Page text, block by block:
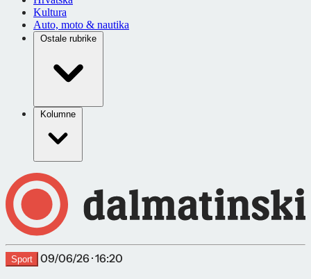
Kultura
Auto, moto & nautika
Ostale rubrike
Kolumne
Sport 09/06/26 · 16:20